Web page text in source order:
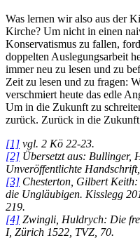
Was lernen wir also aus der
Kirche? Um nicht in einen
Konservatismus zu fallen,
doppelten Auslegungsarbeit
immer neu zu lesen und zu
Zeit zu lesen und zu fragen:
verschmiert heute das edle
Um in die Zukunft zu
zurück. Zurück in die
[1] vgl. 2 Kö 22-23.
[2] Übersetzt aus: Bullinger,
Unveröffentlichte
[3] Chesterton, Gilbert
die Ungläubigen. Kisslegg
219.
[4] Zwingli, Huldrych: Die
I, Zürich 1522, TVZ, 70.